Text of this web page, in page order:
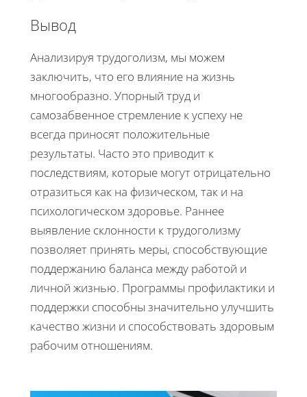
Вывод
Анализируя трудоголизм, мы можем
заключить, что его влияние на жизнь
многообразно. Упорный труд и
самозабвенное стремление к успеху не
всегда приносят положительные
результаты. Часто это приводит к
последствиям, которые могут отрицательно
отразиться как на физическом, так и на
психологическом здоровье. Раннее
выявление склонности к трудоголизму
позволяет принять меры, способствующие
поддержанию баланса между работой и
личной жизнью. Программы профилактики и
поддержки способны значительно улучшить
качество жизни и способствовать здоровым
рабочим отношениям.